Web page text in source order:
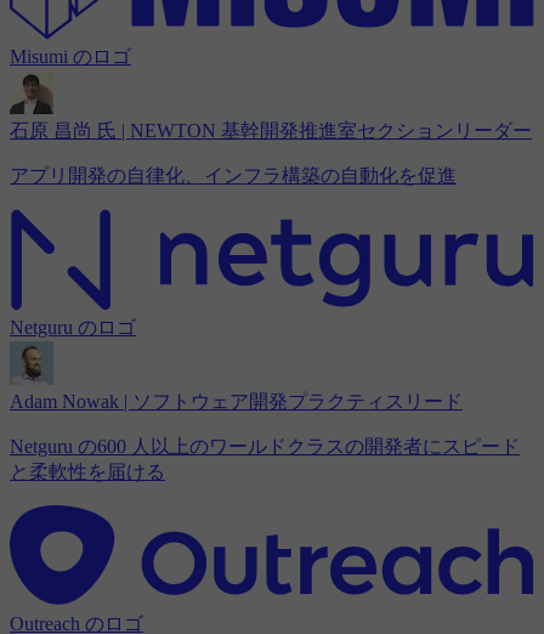
Misumi のロゴ
石原 昌尚 氏 | NEWTON 基幹開発推進室セクションリーダー
アプリ開発の自律化、インフラ構築の自動化を促進
Netguru のロゴ
Adam Nowak | ソフトウェア開発プラクティスリード
Netguru の600 人以上のワールドクラスの開発者にスピード
と柔軟性を届ける
Outreach のロゴ